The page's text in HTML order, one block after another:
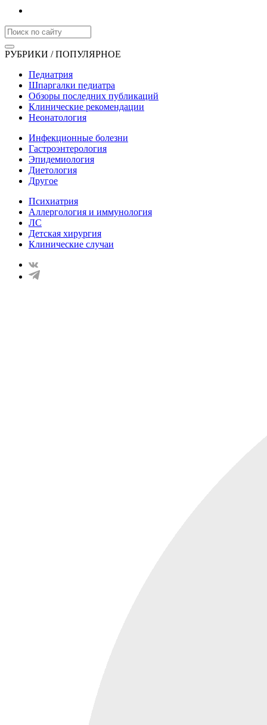
РУБРИКИ / ПОПУЛЯРНОЕ
Педиатрия
Шпаргалки педиатра
Обзоры последних публикаций
Клинические рекомендации
Неонатология
Инфекционные болезни
Гастроэнтерология
Эпидемиология
Диетология
Другое
Психиатрия
Аллергология и иммунология
ЛС
Детская хирургия
Клинические случаи